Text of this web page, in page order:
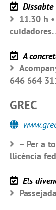
Dissabte
11.30 h
cuidadores.
A
646 664
GREC
– Per a
llicència
Els